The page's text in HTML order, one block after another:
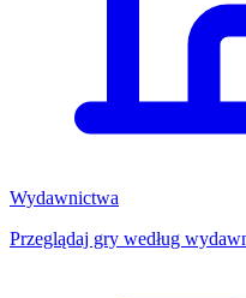
Wydawnictwa
Przeglądaj gry według